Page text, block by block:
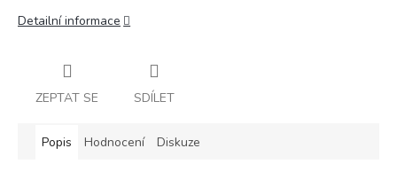
Detailní informace
ZEPTAT SE SDÍLET
Popis Hodnocení Diskuze